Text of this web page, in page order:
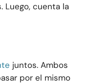
Luego, cuenta la
juntos. Ambos
por el mismo